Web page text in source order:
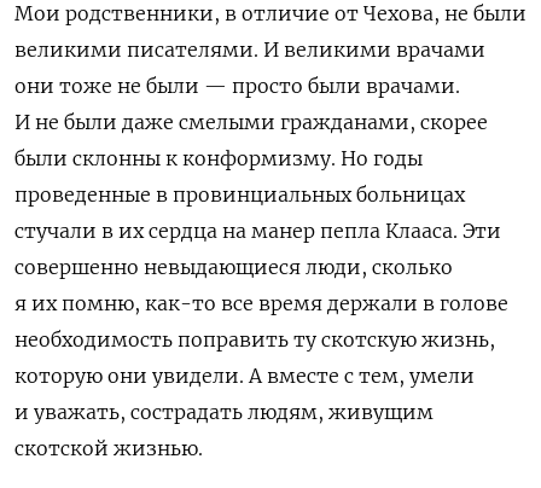
Мои родственники, в отличие от Чехова, не были
великими писателями. И великими врачами
они тоже не были — просто были врачами.
И не были даже смелыми гражданами, скорее
были склонны к конформизму. Но годы
проведенные в провинциальных больницах
стучали в их сердца на манер пепла Клааса. Эти
совершенно невыдающиеся люди, сколько
я их помню, как-то все время держали в голове
необходимость поправить ту скотскую жизнь,
которую они увидели. А вместе с тем, умели
и уважать, сострадать людям, живущим
скотской жизнью.